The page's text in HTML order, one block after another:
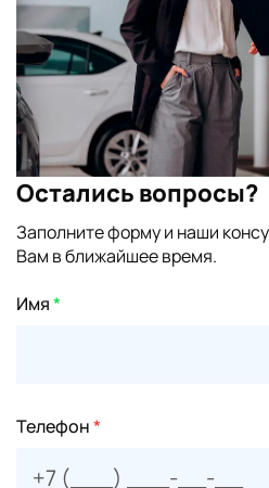
Остались вопросы?
Заполните форму и наши
Вам в ближайшее время.
Имя*
Телефон*